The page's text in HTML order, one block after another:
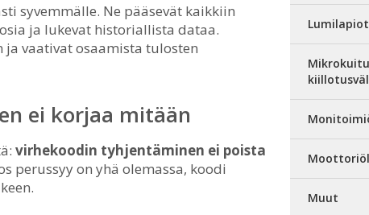
syvemmälle. Ne pääsevät kaikkiin
ja lukevat historiallista dataa.
vaativat osaamista tulosten
ei korjaa mitään
virhekoodin tyhjentäminen ei poista
perussyy on yhä olemassa, koodi
Lumilapiot
Muut